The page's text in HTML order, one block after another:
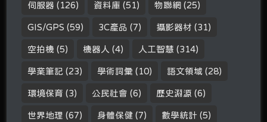
伺服器 (126) 資料庫 (51) 物聯網 (25)
GIS/GPS (59) 3C產品 (7) 攝影器材 (31)
空拍機 (5) 機器人 (4) 人工智慧 (314)
學業筆記 (23) 學術詞彙 (10) 語文領域 (28)
環境保育 (3) 公民社會 (6) 歷史淵源 (6)
世界地理 (67) 身體保健 (7) 數學統計 (5)